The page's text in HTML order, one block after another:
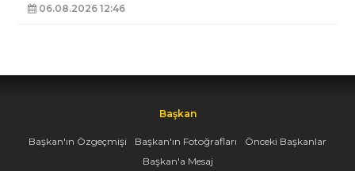
06.08.2026 12:46
Başkan
Başkan'ın Özgeçmişi Başkan'ın Fotoğrafları
Önceki Başkanlar
Başkan'a Mesaj